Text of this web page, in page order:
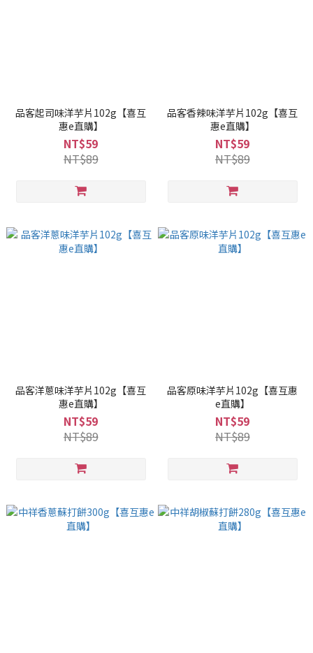
品客起司味洋芋片102g【喜互
惠e直購】
NT$59
NT$89
品客香辣味洋芋片102g【喜互
惠e直購】
NT$59
NT$89
品客洋蔥味洋芋片102g【喜互
惠e直購】
NT$59
NT$89
品客原味洋芋片102g【喜互惠
e直購】
NT$59
NT$89